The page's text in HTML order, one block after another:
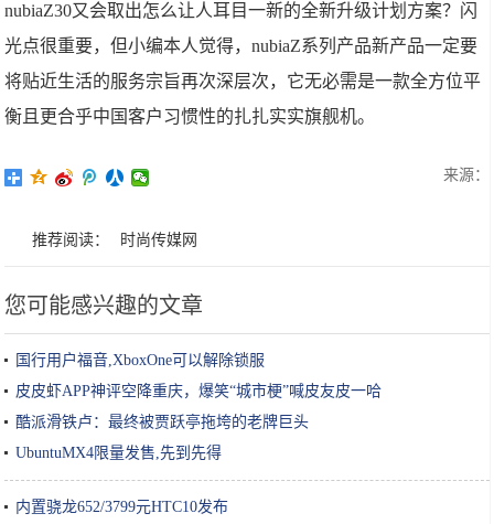
nubiaZ30又会取出怎么让人耳目一新的全新升级计划方案？闪
光点很重要，但小编本人觉得，nubiaZ系列产品新产品一定要
将贴近生活的服务宗旨再次深层次，它无必需是一款全方位平
衡且更合乎中国客户习惯性的扎扎实实旗舰机。
来源：
推荐阅读： 时尚传媒网
您可能感兴趣的文章
国行用户福音,XboxOne可以解除锁服
皮皮虾APP神评空降重庆，爆笑“城市梗”喊皮友皮一哈
酷派滑铁卢：最终被贾跃亭拖垮的老牌巨头
UbuntuMX4限量发售,先到先得
内置骁龙652/3799元HTC10发布